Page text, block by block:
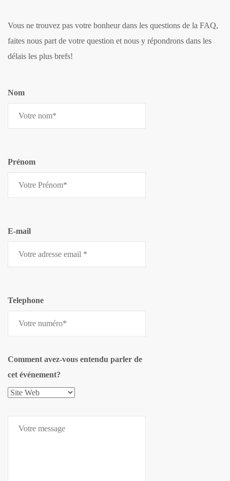
Vous ne trouvez pas votre bonheur dans les questions de la FAQ,
faites nous part de votre question et nous y répondrons dans les
délais les plus brefs!
Nom
Prénom
E-mail
Telephone
Comment avez-vous entendu parler de
cet événement?